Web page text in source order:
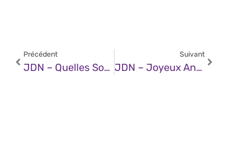
Précédent
JDN – Quelles Sont Les Grandes Tendances Technologiques De La Sécurité Physique En 2025 ?
Suivant
JDN – Joyeux Anniversaire, Active Directory !